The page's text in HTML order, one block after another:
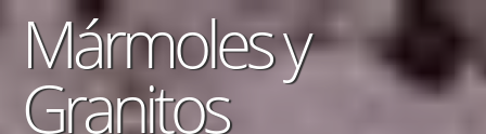
Mármoles y
Granitos